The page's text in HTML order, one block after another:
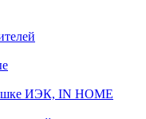
ИЭК, IN HOME